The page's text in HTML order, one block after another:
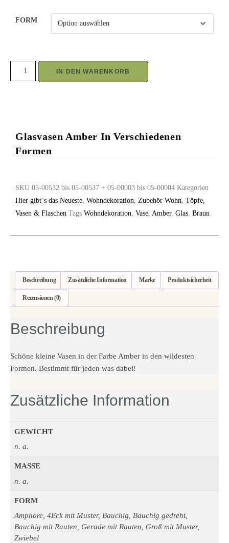
FORM
IN DEN WARENKORB
Glasvasen Amber In Verschiedenen
Formen
SKU 05-00532 bis 05-00537 + 05-00003 bis 05-00004 Kategorien
Hier gibt´s das Neueste Wohndekoration Zubehör Wohn Töpfe,
Vasen & Flaschen Tags Wohndekoration Vase Amber, Glas Braun
Beschreibung Zusätzliche Information Marke Produktsicherheit
Rezensionen (0)
Beschreibung
Schöne kleine Vasen in der Farbe Amber in den wildesten
Formen. Bestimmt für jeden was dabei!
Zusätzliche Information
GEWICHT
n. a.
MASSE
n. a.
FORM
Amphore, 4Eck mit Muster, Bauchig, Bauchig gedreht,
Bauchig mit Rauten, Gerade mit Rauten, Groß mit Muster,
Zwiebel